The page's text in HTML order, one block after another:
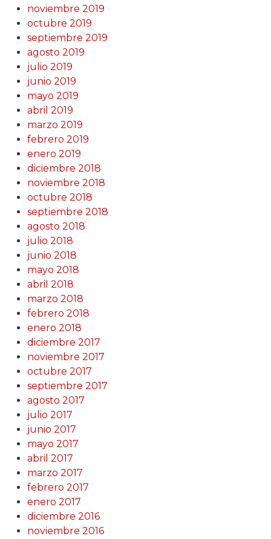
noviembre 2019
octubre 2019
septiembre 2019
agosto 2019
julio 2019
junio 2019
mayo 2019
abril 2019
marzo 2019
febrero 2019
enero 2019
diciembre 2018
noviembre 2018
octubre 2018
septiembre 2018
agosto 2018
julio 2018
junio 2018
mayo 2018
abril 2018
marzo 2018
febrero 2018
enero 2018
diciembre 2017
noviembre 2017
octubre 2017
septiembre 2017
agosto 2017
julio 2017
junio 2017
mayo 2017
abril 2017
marzo 2017
febrero 2017
enero 2017
diciembre 2016
noviembre 2016